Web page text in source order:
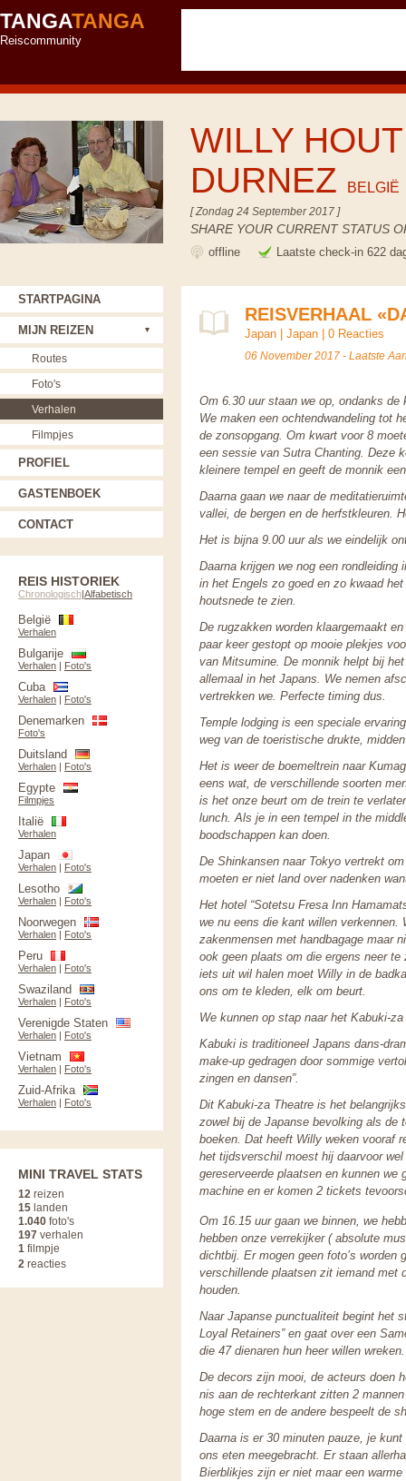
TANGATANGA
Reiscommunity
WILLY
DURNEZ
BELGIË
[ Zondag 24 September 2017 ]
SHARE YOUR CURRENT STATUS
offline Laatste check-in 622
REISVERHAAL
Japan Japan 0 Reacties
06 November 2017 - Laatste
Om 6.30 uur staan we op, ondanks de
We maken een ochtendwandeling tot
de zonsopgang. Om kwart voor 8
een sessie van Sutra Chanting. Deze
kleinere tempel en geeft de monnik
Daarna gaan we naar de
vallei, de bergen en de herfstkleuren.
Het is bijna 9.00 uur als we eindelijk
Daarna krijgen we nog een
in het Engels zo goed en zo kwaad
houtsnede te zien.
De rugzakken worden klaargemaakt
paar keer gestopt op mooie plekjes
van Mitsumine. De monnik helpt bij
allemaal in het Japans. We nemen
vertrekken we. Perfecte timing dus.
Temple lodging is een speciale
weg van de toeristische drukte,
Het is weer de boemeltrein naar
eens wat, de verschillende soorten
is het onze beurt om de trein te
lunch. Als je in een tempel in the
boodschappen kan doen.
De Shinkansen naar Tokyo vertrekt
moeten er niet land over nadenken
Het hotel “Sotetsu Fresa Inn
we nu eens die kant willen verkennen.
zakenmensen met handbagage maar
ook geen plaats om die ergens neer
iets uit wil halen moet Willy in de
ons om te kleden, elk om beurt.
We kunnen op stap naar het Kabuki-
Kabuki is traditioneel Japans dans-
make-up gedragen door sommige
zingen en dansen”.
Dit Kabuki-za Theatre is het
zowel bij de Japanse bevolking als de
boeken. Dat heeft Willy weken vooraf
het tijdsverschil moest hij daarvoor
gereserveerde plaatsen en kunnen
machine en er komen 2 tickets
Om 16.15 uur gaan we binnen, we
hebben onze verrekijker ( absolute
dichtbij. Er mogen geen foto’s worden
verschillende plaatsen zit iemand met
houden.
Naar Japanse punctualiteit begint het
Loyal Retainers” en gaat over een
die 47 dienaren hun heer willen
De decors zijn mooi, de acteurs doen
nis aan de rechterkant zitten 2
hoge stem en de andere bespeelt de
Daarna is er 30 minuten pauze, je
ons eten meegebracht. Er staan
Bierblikjes zijn er niet maar een
STARTPAGINA
MIJN REIZEN
Routes
Foto's
Verhalen
Filmpjes
PROFIEL
GASTENBOEK
CONTACT
REIS HISTORIEK
Chronologisch|Alfabetisch
België
Verhalen
Bulgarije
Verhalen | Foto's
Cuba
Verhalen | Foto's
Denemarken
Foto's
Duitsland
Verhalen | Foto's
Egypte
Filmpjes
Italië
Verhalen
Japan
Verhalen | Foto's
Lesotho
Verhalen | Foto's
Noorwegen
Verhalen | Foto's
Peru
Verhalen | Foto's
Swaziland
Verhalen | Foto's
Verenigde Staten
Verhalen | Foto's
Vietnam
Verhalen | Foto's
Zuid-Afrika
Verhalen | Foto's
MINI TRAVEL STATS
12 reizen
15 landen
1.040 foto's
197 verhalen
1 filmpje
2 reacties